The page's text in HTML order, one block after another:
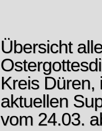
Übersicht
Kreis Düren,
aktuellen
vom 24.03.